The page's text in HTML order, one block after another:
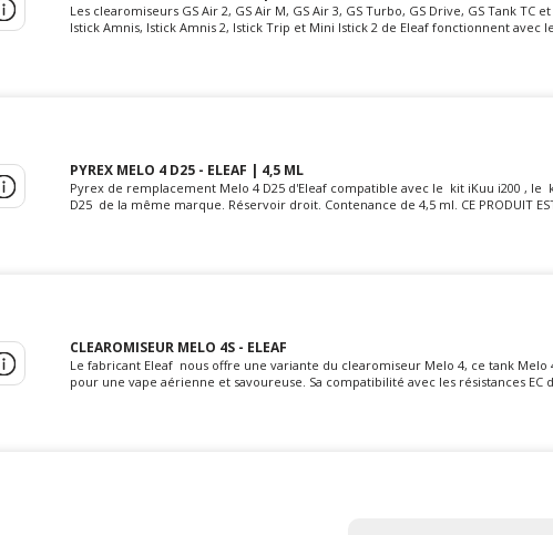
Les clearomiseurs GS Air 2, GS Air M, GS Air 3, GS Turbo, GS Drive, GS Tank TC
Istick Amnis, Istick Amnis 2, Istick Trip et Mini Istick 2 de Eleaf fonctionnent avec
PYREX MELO 4 D25 - ELEAF | 4,5 ML
Pyrex de remplacement Melo 4 D25 d'Eleaf compatible avec le kit iKuu i200 ,
D25 de la même marque. Réservoir droit. Contenance de 4,5 ml. CE PRODUIT EST
CLEAROMISEUR MELO 4S - ELEAF
Le fabricant Eleaf nous offre une variante du clearomiseur Melo 4, ce tank Melo
pour une vape aérienne et savoureuse. Sa compatibilité avec les résistances EC